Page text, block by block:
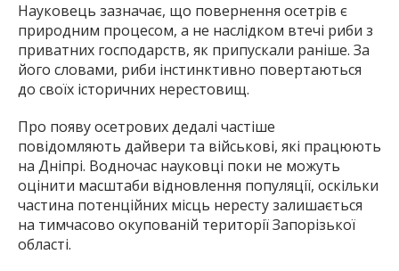
Науковець зазначає, що повернення осетрів є
природним процесом, а не наслідком втечі риби з
приватних господарств, як припускали раніше. За
його словами, риби інстинктивно повертаються
до своїх історичних нерестовищ.
Про появу осетрових дедалі частіше
повідомляють дайвери та військові, які працюють
на Дніпрі. Водночас науковці поки не можуть
оцінити масштаби відновлення популяції, оскільки
частина потенційних місць нересту залишається
на тимчасово окупованій території Запорізької
області.